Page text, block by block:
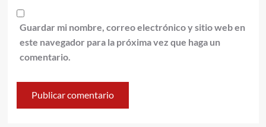
Guardar mi nombre, correo electrónico y sitio web en
este navegador para la próxima vez que haga un
comentario.